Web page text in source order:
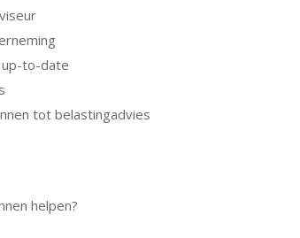
to-date
tot belastingadvies
helpen?